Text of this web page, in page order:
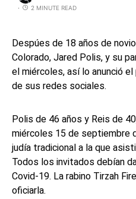
2 MINUTE READ
Despúes de 18 años de
Colorado, Jared Polis, y su
el miércoles, así lo anunció
de sus redes sociales.
Polis de 46 años y Reis de
miércoles 15 de septiembre
judía tradicional a la que
Todos los invitados debían
Covid-19. La rabino Tirzah
oficiarla.